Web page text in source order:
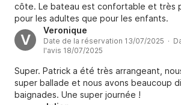
côte. Le bateau est confortable et très
pour les adultes que pour les enfants.
V
Veronique
Date de la réservation 13/07/2025 ·
l'avis 18/07/2025
Super. Patrick a été très arrangeant,
super ballade et nous avons beaucoup
baignades. Une super journée !